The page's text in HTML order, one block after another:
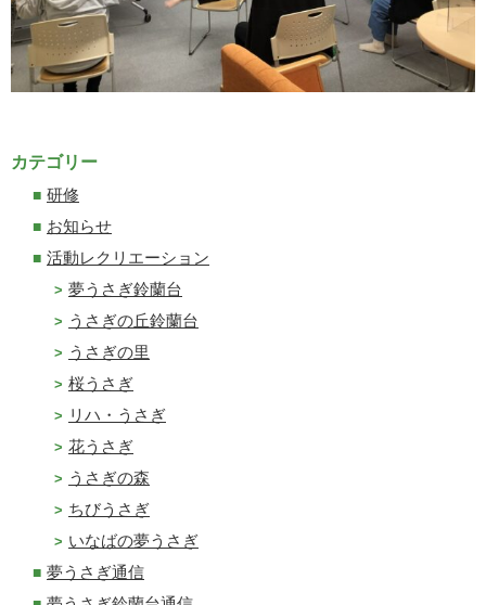
カテゴリー
研修
お知らせ
活動レクリエーション
夢うさぎ鈴蘭台
うさぎの丘鈴蘭台
うさぎの里
桜うさぎ
リハ・うさぎ
花うさぎ
うさぎの森
ちびうさぎ
いなばの夢うさぎ
夢うさぎ通信